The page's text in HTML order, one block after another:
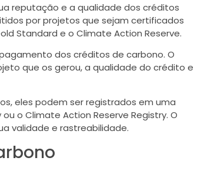
reputação e a qualidade dos créditos
por projetos que sejam certificados
Standard e o Climate Action Reserve.
dos créditos de carbono. O
que os gerou, a qualidade do crédito e
eles podem ser registrados em uma
o Climate Action Reserve Registry. O
validade e rastreabilidade.